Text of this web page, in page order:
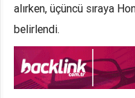
alırken, üçüncü sıraya
belirlendi.